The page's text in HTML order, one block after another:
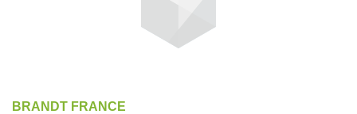
BRANDT FRANCE